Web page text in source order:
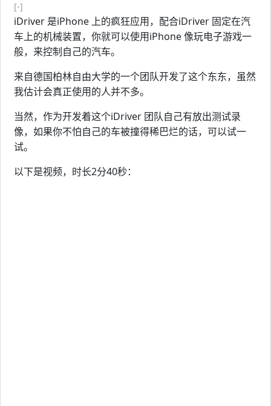
[-]
iDriver 是iPhone 上的疯狂应用，配合iDriver 固定在汽
车上的机械装置，你就可以使用iPhone 像玩电子游戏一
般，来控制自己的汽车。
来自德国柏林自由大学的一个团队开发了这个东东，虽然
我估计会真正使用的人并不多。
当然，作为开发着这个iDriver 团队自己有放出测试录
像，如果你不怕自己的车被撞得稀巴烂的话，可以试一
试。
以下是视频，时长2分40秒：